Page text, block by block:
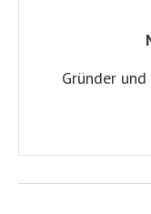
Gründer